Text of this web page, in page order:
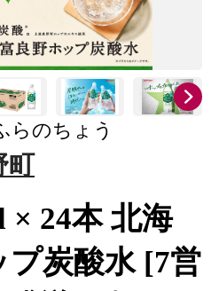
らのちょう
町
× 24本 北海
炭酸水 [7営